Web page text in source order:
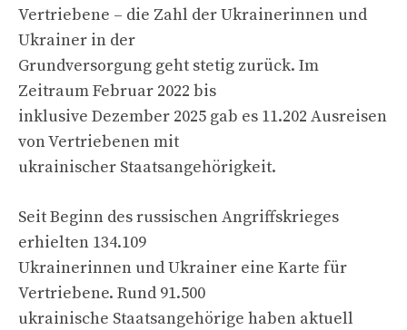
Vertriebene – die Zahl der Ukrainerinnen und
Ukrainer in der
Grundversorgung geht stetig zurück. Im
Zeitraum Februar 2022 bis
inklusive Dezember 2025 gab es 11.202 Ausreisen
von Vertriebenen mit
ukrainischer Staatsangehörigkeit.
Seit Beginn des russischen Angriffskrieges
erhielten 134.109
Ukrainerinnen und Ukrainer eine Karte für
Vertriebene. Rund 91.500
ukrainische Staatsangehörige haben aktuell